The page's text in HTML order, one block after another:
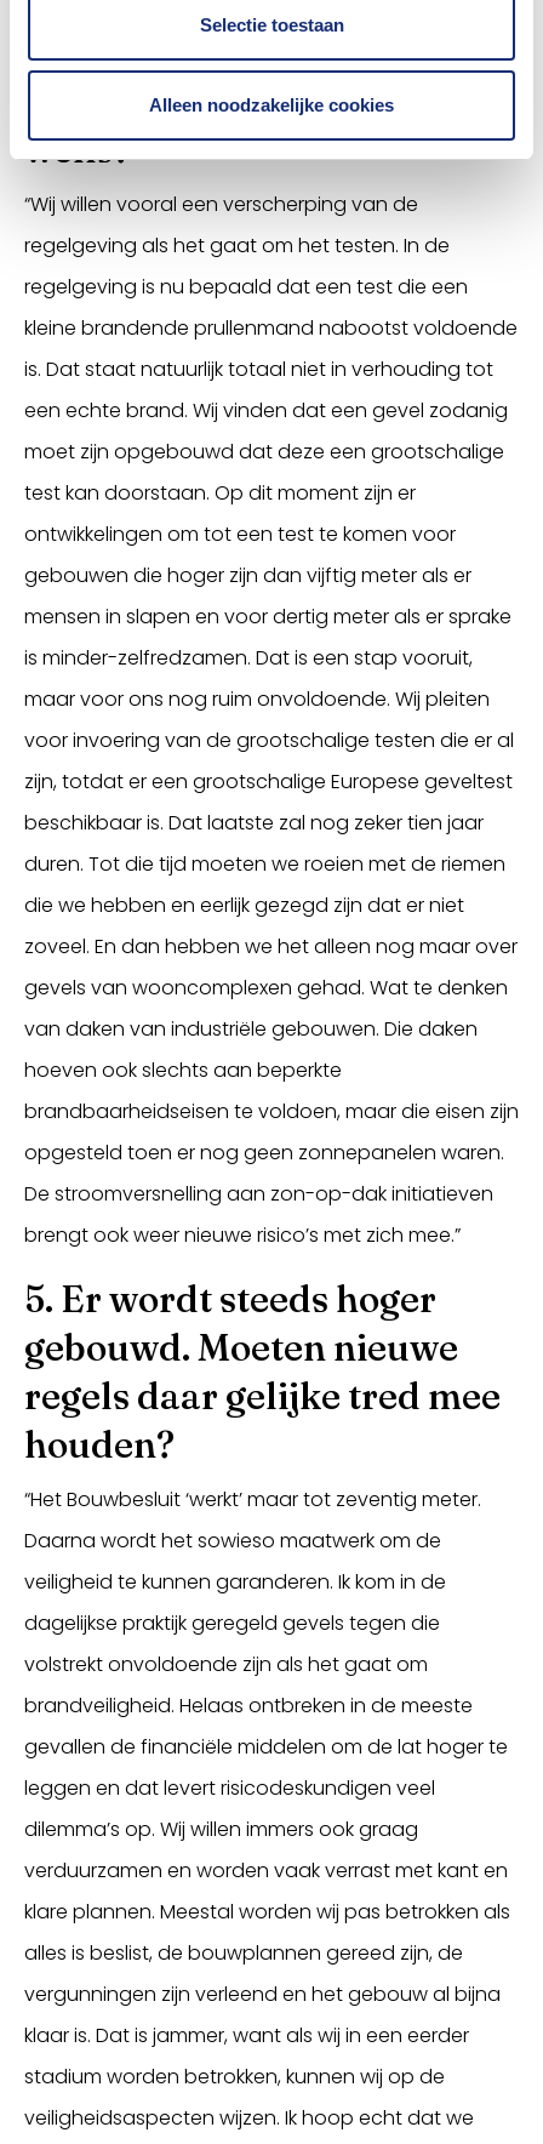
Selectie toestaan
Alleen noodzakelijke cookies
meer groene gevels zien"
4. Wat is jullie belangrijkste
wens?
“Wij willen vooral een verscherping van de
regelgeving als het gaat om het testen. In de
regelgeving is nu bepaald dat een test die een
kleine brandende prullenmand nabootst voldoende
is. Dat staat natuurlijk totaal niet in verhouding tot
een echte brand. Wij vinden dat een gevel zodanig
moet zijn opgebouwd dat deze een grootschalige
test kan doorstaan. Op dit moment zijn er
ontwikkelingen om tot een test te komen voor
gebouwen die hoger zijn dan vijftig meter als er
mensen in slapen en voor dertig meter als er sprake
is minder-zelfredzamen. Dat is een stap vooruit,
maar voor ons nog ruim onvoldoende. Wij pleiten
voor invoering van de grootschalige testen die er al
zijn, totdat er een grootschalige Europese geveltest
beschikbaar is. Dat laatste zal nog zeker tien jaar
duren. Tot die tijd moeten we roeien met de riemen
die we hebben en eerlijk gezegd zijn dat er niet
zoveel. En dan hebben we het alleen nog maar over
gevels van wooncomplexen gehad. Wat te denken
van daken van industriële gebouwen. Die daken
hoeven ook slechts aan beperkte
brandbaarheidseisen te voldoen, maar die eisen zijn
opgesteld toen er nog geen zonnepanelen waren.
De stroomversnelling aan zon-op-dak initiatieven
brengt ook weer nieuwe risico’s met zich mee.”
5. Er wordt steeds hoger
gebouwd. Moeten nieuwe
regels daar gelijke tred mee
houden?
“Het Bouwbesluit ‘werkt’ maar tot zeventig meter.
Daarna wordt het sowieso maatwerk om de
veiligheid te kunnen garanderen. Ik kom in de
dagelijkse praktijk geregeld gevels tegen die
volstrekt onvoldoende zijn als het gaat om
brandveiligheid. Helaas ontbreken in de meeste
gevallen de financiële middelen om de lat hoger te
leggen en dat levert risicodeskundigen veel
dilemma’s op. Wij willen immers ook graag
verduurzamen en worden vaak verrast met kant en
klare plannen. Meestal worden wij pas betrokken als
alles is beslist, de bouwplannen gereed zijn, de
vergunningen zijn verleend en het gebouw al bijna
klaar is. Dat is jammer, want als wij in een eerder
stadium worden betrokken, kunnen wij op de
veiligheidsaspecten wijzen. Ik hoop echt dat we